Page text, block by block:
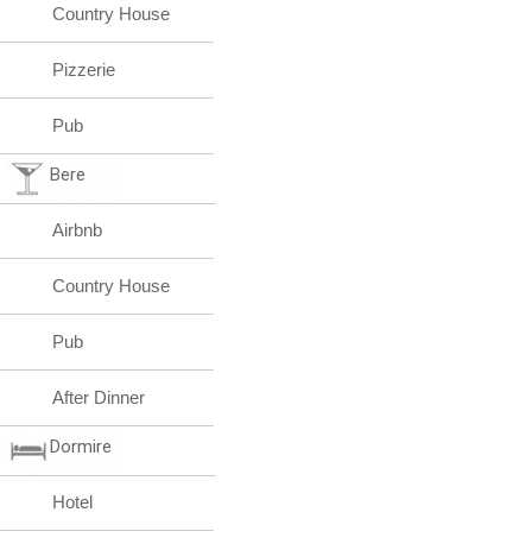
Country House
Pizzerie
Pub
Bere
Airbnb
Country House
Pub
After Dinner
Dormire
Hotel